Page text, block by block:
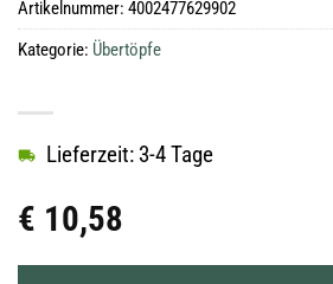
€ 10,58
Lieferzeit: 3-4 Tage
Artikelnummer: 4002477629902
Kategorie: Übertöpfe